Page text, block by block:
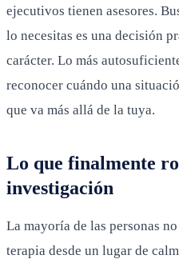
ejecutivos tienen asesores.
lo necesitas es una decisión
carácter. Lo más
reconocer cuándo una
que va más allá de la tuya.
Lo que finalmente
investigación
La mayoría de las personas
terapia desde un lugar de